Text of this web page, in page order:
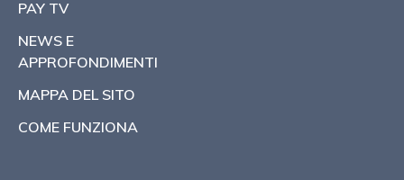
PAY TV
NEWS E
APPROFONDIMENTI
MAPPA DEL SITO
COME FUNZIONA